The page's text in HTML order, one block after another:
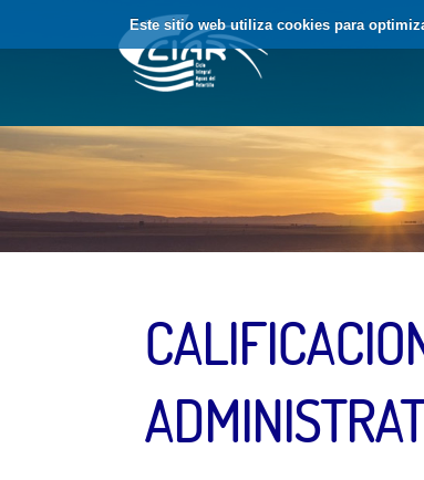
Este sitio web utiliza cookies para